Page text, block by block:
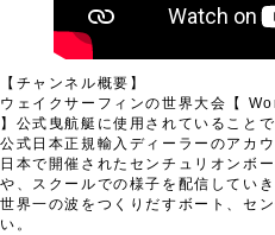
【チャンネル概要】
ウェイクサーフィンの世界大会【
】公式曳航艇に使用されていること
公式日本正規輸入ディーラーのアカウ
日本で開催されたセンチュリオンボ
や、スクールでの様子を配信していき
世界一の波をつくりだすボート、セ
い。